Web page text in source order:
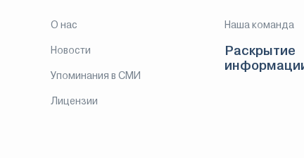
О нас
Новости
Упоминания в СМИ
Лицензии
Наша команда
Раскрытие